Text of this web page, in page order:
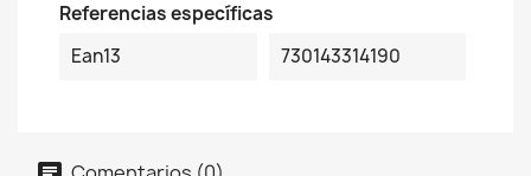
Referencias específicas
Ean13
730143314190